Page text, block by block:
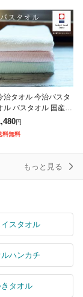
治タオル 今治バスタ
ル バスタオル 国産
リーズ 日本製 薄手
水力 やわらか 今治 1
円
料無料
もっと見る
スタオル
ハンカチ
タオル